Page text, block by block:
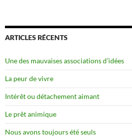
ARTICLES RÉCENTS
Une des mauvaises associations d’idées
La peur de vivre
Intérêt ou détachement aimant
Le prêt animique
Nous avons toujours été seuls